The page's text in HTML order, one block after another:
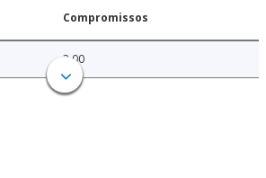
Compromissos
3.00